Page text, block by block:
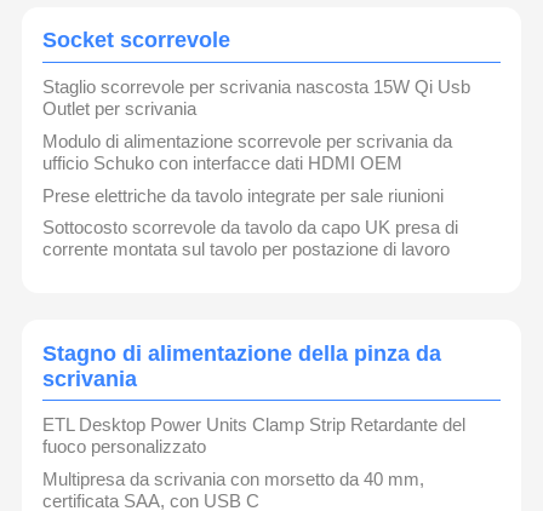
Socket scorrevole
Staglio scorrevole per scrivania nascosta 15W Qi Usb
Outlet per scrivania
Modulo di alimentazione scorrevole per scrivania da
ufficio Schuko con interfacce dati HDMI OEM
Prese elettriche da tavolo integrate per sale riunioni
Sottocosto scorrevole da tavolo da capo UK presa di
corrente montata sul tavolo per postazione di lavoro
Stagno di alimentazione della pinza da
scrivania
ETL Desktop Power Units Clamp Strip Retardante del
fuoco personalizzato
Multipresa da scrivania con morsetto da 40 mm,
certificata SAA, con USB C